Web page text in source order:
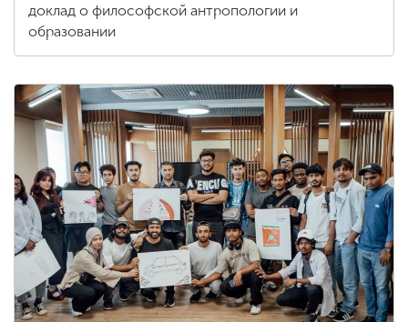
доклад о философской антропологии и
образовании